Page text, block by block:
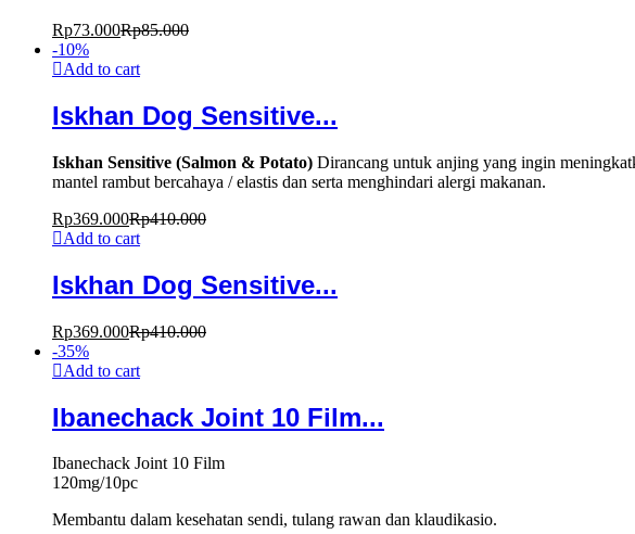
Rp73.000Rp85.000
-10%
Add to cart
Iskhan Dog Sensitive...
Iskhan Sensitive (Salmon & Potato) Dirancang untuk anjing yang ingin
mantel rambut bercahaya / elastis dan serta menghindari alergi makanan.
Rp369.000Rp410.000
Add to cart
Iskhan Dog Sensitive...
Rp369.000Rp410.000
-35%
Add to cart
Ibanechack Joint 10 Film...
Ibanechack Joint 10 Film
120mg/10pc
Membantu dalam kesehatan sendi, tulang rawan dan klaudikasio.